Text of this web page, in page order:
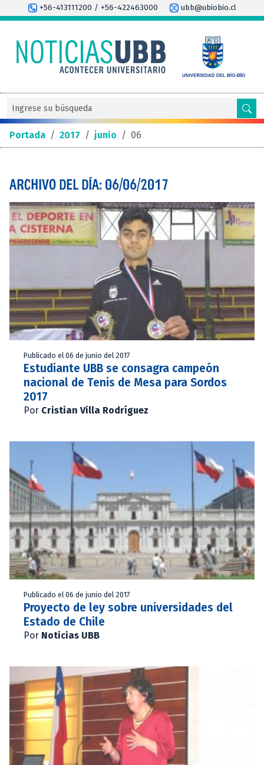
+56-413111200 / +56-422463000 ubb@ubiobio.cl
Portada / 2017 / junio / 06
ARCHIVO DEL DÍA: 06/06/2017
Publicado el 06 de junio del 2017
Estudiante UBB se consagra campeón
nacional de Tenis de Mesa para Sordos
2017
Por Cristian Villa Rodríguez
Publicado el 06 de junio del 2017
Proyecto de ley sobre universidades del
Estado de Chile
Por Noticias UBB